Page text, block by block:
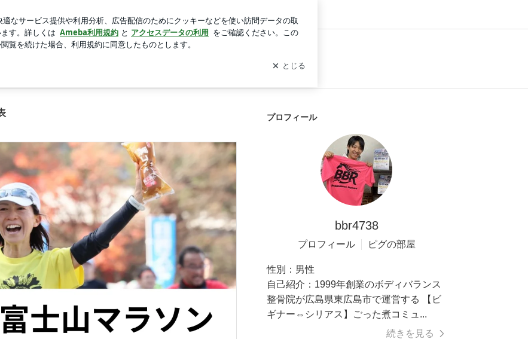
奮の出会い
プロフィール
bbr4738
プロフィール ピグの部屋
性別： 男性
自己紹介： 1999年創業のボディバランス
整骨院が広島県東広島市で運営する 【ビ
ギナー⇔シリアス】ごった煮コミュ...
続きを見る